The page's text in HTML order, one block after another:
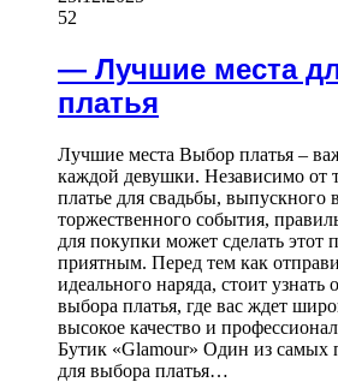
52
— Лучшие места
платья
Лучшие места Выбор платья –
каждой девушки. Независимо от
платье для свадьбы, выпускного
торжественного события,
для покупки может сделать этот
приятным. Перед тем как
идеального наряда, стоит узнать
выбора платья, где вас ждет
высокое качество и
Бутик «Glamour» Один из самых
для выбора платья…